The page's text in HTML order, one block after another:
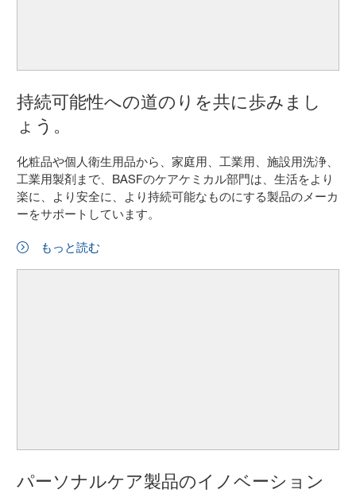
持続可能性への道のりを共に歩みまし
ょう。
化粧品や個人衛生用品から、家庭用、工業用、施設用洗浄、
工業用製剤まで、BASFのケアケミカル部門は、生活をより
楽に、より安全に、より持続可能なものにする製品のメーカ
ーをサポートしています。
もっと読む
パーソナルケア製品のイノベーション